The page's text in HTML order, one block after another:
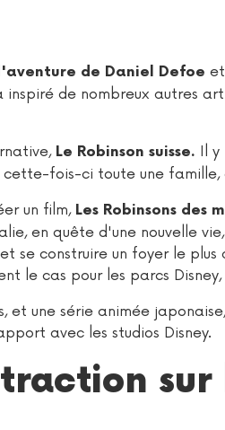
de Daniel Defoe
de nombreux autres
Le Robinson suisse. Il y
fois-ci toute une
un film, Les Robinsons des
en quête d'une nouvelle
se construire un foyer le plus
le cas pour les parcs
et une série animée
avec les studios Disney.
sur